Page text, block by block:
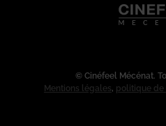
© Cinéfeel Mécénat.
Mentions légales, politique